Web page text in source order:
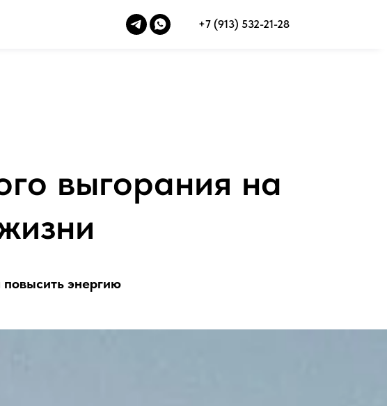
+7 (913) 532-21-28
выгорания на
энергию